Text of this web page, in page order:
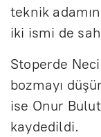
teknik
iki ismi de
Stoperde
bozmayı
ise Onur
kaydedildi.